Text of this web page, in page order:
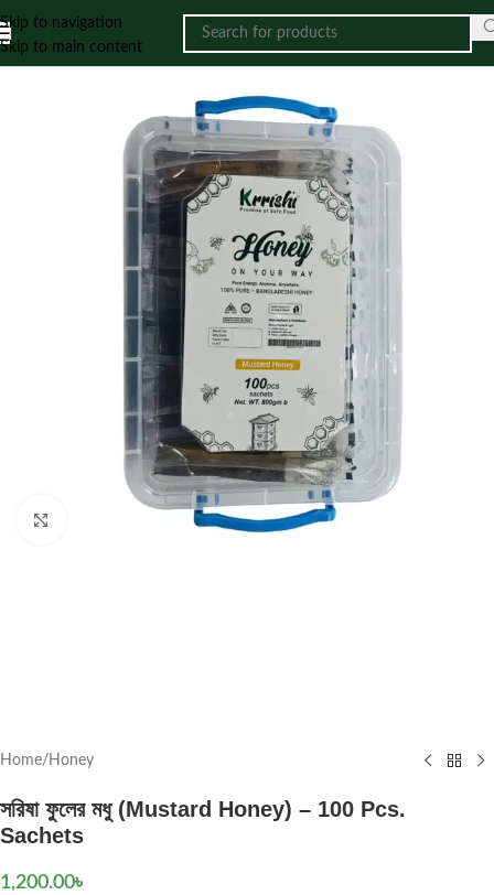
Skip to navigation
Skip to main content
Home/ Honey
সরিষা ফুলের মধু (Mustard Honey) – 100 Pcs.
Sachets
1,200.00৳